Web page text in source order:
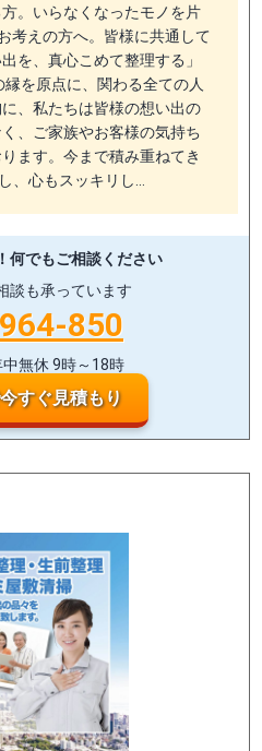
。いらなくなったモノを片
考えの方へ。皆様に共通して
を、真心こめて整理する」
を原点に、関わる全ての人
、私たちは皆様の想い出の
、ご家族やお客様の気持ち
ます。今まで積み重ねてき
、心もスッキリし…
何でもご相談ください
談も承っています
850
無休 9時～18時
すぐ見積もり